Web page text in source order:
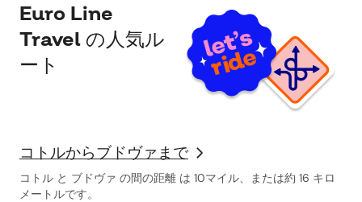
Euro Line
Travel の人気ル
ート
コトルからブドヴァまで
コトル と ブドヴァ の間の距離 は 10マイル、または約 16 キロ
メートルです。